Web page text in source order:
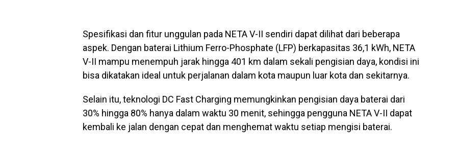
Spesifikasi dan fitur unggulan pada NETA V-II sendiri dapat dilihat dari beberapa
aspek. Dengan baterai Lithium Ferro-Phosphate (LFP) berkapasitas 36,1 kWh, NETA
V-II mampu menempuh jarak hingga 401 km dalam sekali pengisian daya, kondisi ini
bisa dikatakan ideal untuk perjalanan dalam kota maupun luar kota dan sekitarnya.
Selain itu, teknologi DC Fast Charging memungkinkan pengisian daya baterai dari
30% hingga 80% hanya dalam waktu 30 menit, sehingga pengguna NETA V-II dapat
kembali ke jalan dengan cepat dan menghemat waktu setiap mengisi baterai.